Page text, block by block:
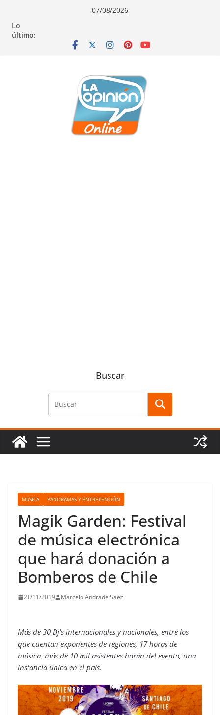
contenido
navegación
contenido
07/08/2026
Lo
último:
Buscar
MÚSICA PANORAMAS Y ENTRETENCIÓN
Magik Garden: Festival
de música electrónica
que hará donación a
Bomberos de Chile
21/11/2019 Marcelo Andrade Saez
Más de 30 Dj’s internacionales y nacionales, entre los
que cuentan exponentes de regiones, 17 horas de
música, más de 10 mil asistentes harán del evento, una
instancia única en el país.